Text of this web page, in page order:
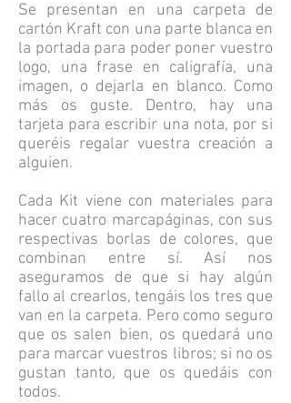
Se presentan en una carpeta de
cartón Kraft con una parte blanca en
la portada para poder poner vuestro
logo, una frase en caligrafía, una
imagen, o dejarla en blanco. Como
más os guste. Dentro, hay una
tarjeta para escribir una nota, por si
queréis regalar vuestra creación a
alguien.
Cada Kit viene con materiales para
hacer cuatro marcapáginas, con sus
respectivas borlas de colores, que
combinan entre sí. Así nos
aseguramos de que si hay algún
fallo al crearlos, tengáis los tres que
van en la carpeta. Pero como seguro
que os salen bien, os quedará uno
para marcar vuestros libros; si no os
gustan tanto, que os quedáis con
todos.